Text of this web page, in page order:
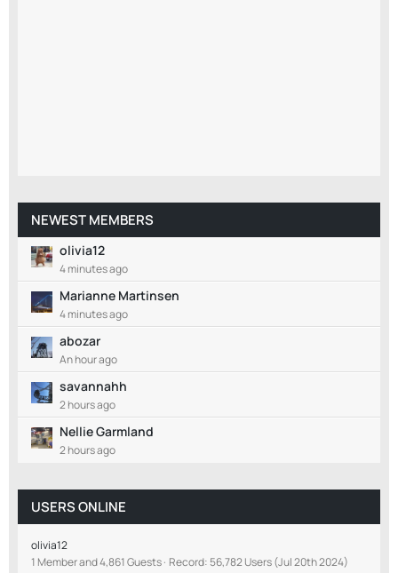
NEWEST MEMBERS
olivia12
4 minutes ago
Marianne Martinsen
4 minutes ago
abozar
An hour ago
savannahh
2 hours ago
Nellie Garmland
2 hours ago
USERS ONLINE
olivia12
1 Member and 4,861 Guests Record: 56,782 Users (Jul 20th 2024)